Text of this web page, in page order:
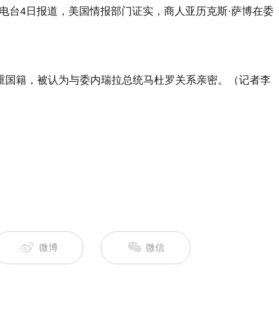
台4日报道，美国情报部门证实，商人亚历克斯·萨博在委
籍，被认为与委内瑞拉总统马杜罗关系亲密。（记者李
微博 微信